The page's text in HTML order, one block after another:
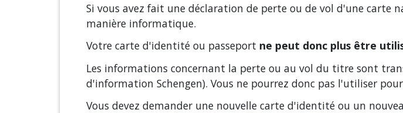
Si vous avez fait une déclaration de perte ou de vol d'une
manière informatique.
Votre carte d'identité ou passeport ne peut donc plus être
Les informations concernant la perte ou au vol du titre sont
d'information Schengen). Vous ne pourrez donc pas l'utiliser
Vous devez demander une nouvelle carte d'identité ou un